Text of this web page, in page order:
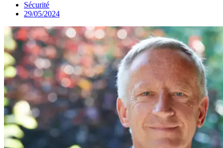
Sécurité
29/05/2024